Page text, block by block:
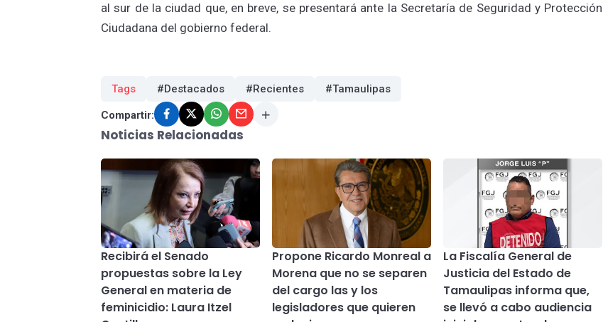
al sur de la ciudad que, en breve, se presentará ante la Secretaría de Seguridad y Protección
Ciudadana del gobierno federal.
Tags #Destacados #Recientes #Tamaulipas
Compartir:
Noticias Relacionadas
Recibirá el Senado
propuestas sobre la Ley
General en materia de
feminicidio: Laura Itzel
Propone Ricardo Monreal a
Morena que no se separen
del cargo las y los
legisladores que quieren
La Fiscalía General de
Justicia del Estado de
Tamaulipas informa que,
se llevó a cabo audiencia